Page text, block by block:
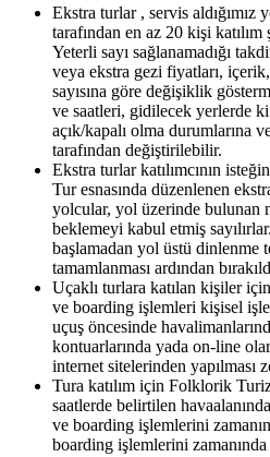
Ekstra turlar , servis
tarafından en az 20 kişi
Yeterli sayı sağlanamadığı
veya ekstra gezi fiyatları, içerik,
sayısına göre değişiklik
ve saatleri, gidilecek yerlerde
açık/kapalı olma durumlarına
tarafından değiştirilebilir.
Ekstra turlar katılımcının
Tur esnasında düzenlenen
yolcular, yol üzerinde bulunan
beklemeyi kabul etmiş
başlamadan yol üstü dinlenme
tamamlanması ardından
Uçaklı turlara katılan kişiler
ve boarding işlemleri kişisel
uçuş öncesinde
kontuarlarında yada on-line
internet sitelerinden yapılması
Tura katılım için Folklorik
saatlerde belirtilen
ve boarding işlemlerini
boarding işlemlerini